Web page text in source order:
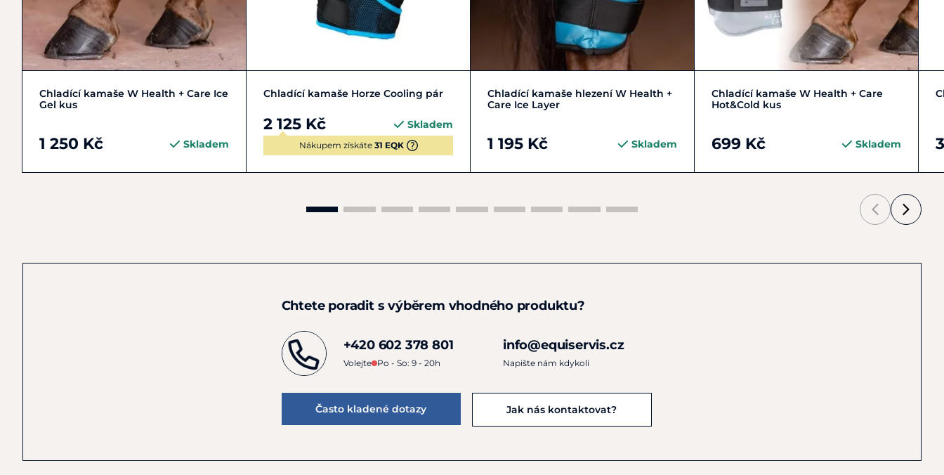
COB | M | 2 FULL | L | 3
Chladící kamaše W Health + Care Ice
Gel kus
1 250 Kč Skladem
Cob ExtraFull Full Pony
Chladící kamaše Horze Cooling pár
2 125 Kč Skladem
Nákupem získáte 31 EQK
Zobrazit detail
Chladící kamaše hlezení W Health +
Care Ice Layer
1 195 Kč Skladem
Zobrazit detail
Chladící kamaše W Health + Care
Hot&Cold kus
699 Kč Skladem
Chtete poradit s výběrem vhodného produktu?
+420 602 378 801
Volejte Po - So: 9 - 20h
info@equiservis.cz
Napište nám kdykoli
Často kladené dotazy Jak nás kontaktovat?